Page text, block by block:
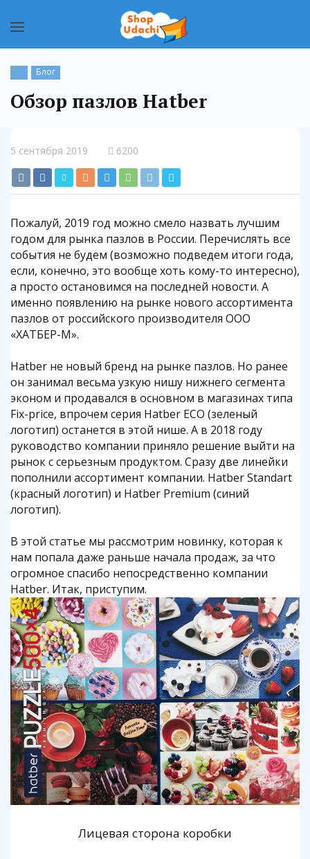
Блог
Обзор пазлов Hatber
5 сентября 2019 6200
Пожалуй, 2019 год можно смело назвать лучшим
годом для рынка пазлов в России. Перечислять все
события не будем (возможно подведем итоги года,
если, конечно, это вообще хоть кому-то интересно),
а просто остановимся на последней новости. А
именно появлению на рынке нового ассортимента
пазлов от российского производителя ООО
«ХАТБЕР-М».
Hatber не новый бренд на рынке пазлов. Но ранее
он занимал весьма узкую нишу нижнего сегмента
эконом и продавался в основном в магазинах типа
Fix-price, впрочем серия Hatber ECO (зеленый
логотип) останется в этой нише. А в 2018 году
руководство компании приняло решение выйти на
рынок с серьезным продуктом. Сразу две линейки
пополнили ассортимент компании. Hatber Standart
(красный логотип) и Hatber Premium (синий
логотип).
В этой статье мы рассмотрим новинку, которая к
нам попала даже раньше начала продаж, за что
огромное спасибо непосредственно компании
Hatber. Итак, приступим.
Лицевая сторона коробки